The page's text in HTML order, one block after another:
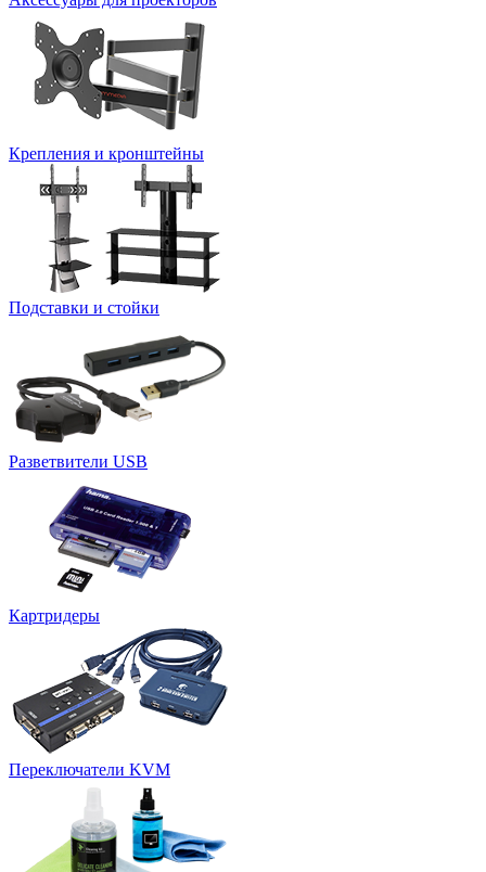
Крепления и кронштейны
Подставки и стойки
Разветвители USB
Картридеры
Переключатели KVM